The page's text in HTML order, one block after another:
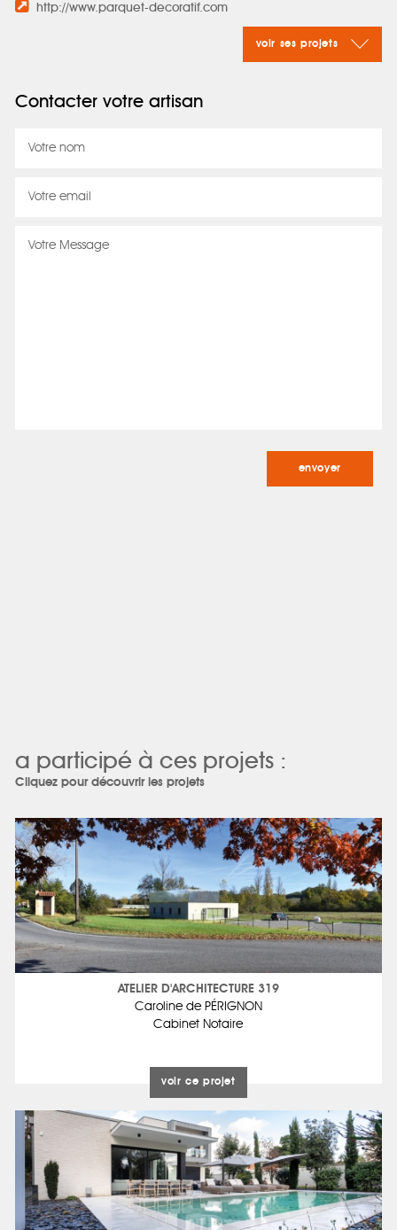
http://www.parquet-decoratif.com
voir ses projets
Contacter votre artisan
a participé à ces projets :
Cliquez pour découvrir les projets
ATELIER D'ARCHITECTURE 319
Caroline de PÉRIGNON
Cabinet Notaire
voir ce projet